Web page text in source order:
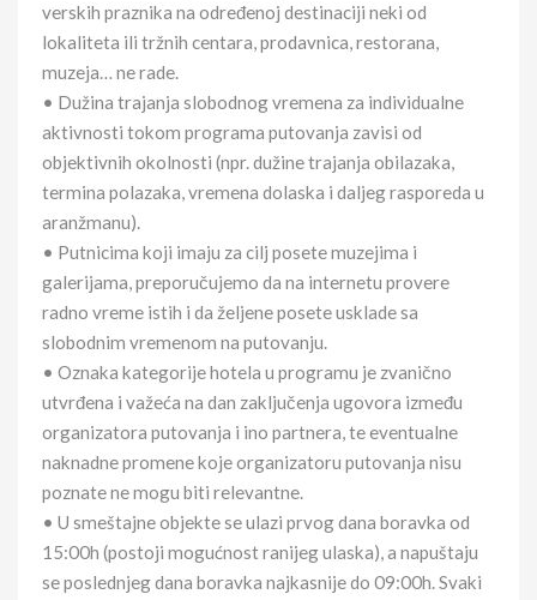
verskih praznika na određenoj destinaciji neki od
lokaliteta ili tržnih centara, prodavnica, restorana,
muzeja… ne rade.
• Dužina trajanja slobodnog vremena za individualne
aktivnosti tokom programa putovanja zavisi od
objektivnih okolnosti (npr. dužine trajanja obilazaka,
termina polazaka, vremena dolaska i daljeg rasporeda u
aranžmanu).
• Putnicima koji imaju za cilj posete muzejima i
galerijama, preporučujemo da na internetu provere
radno vreme istih i da željene posete usklade sa
slobodnim vremenom na putovanju.
• Oznaka kategorije hotela u programu je zvanično
utvrđena i važeća na dan zaključenja ugovora između
organizatora putovanja i ino partnera, te eventualne
naknadne promene koje organizatoru putovanja nisu
poznate ne mogu biti relevantne.
• U smeštajne objekte se ulazi prvog dana boravka od
15:00h (postoji mogućnost ranijeg ulaska), a napuštaju
se poslednjeg dana boravka najkasnije do 09:00h. Svaki